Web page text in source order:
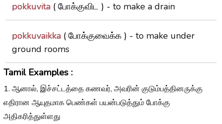
pokkuvita( போக்குவிட ) - to make a drain
pokkuvaikka( போக்குவைக்க ) - to make under
ground rooms
Tamil Examples :
1. ஆனால், இச்சட்டத்தை கணவர், அவரின் குடும்பத்தினருக்கு
எதிரான ஆயுதமாக பெண்கள் பயன்படுத்தும் போக்கு
அதிகரித்துள்ளது